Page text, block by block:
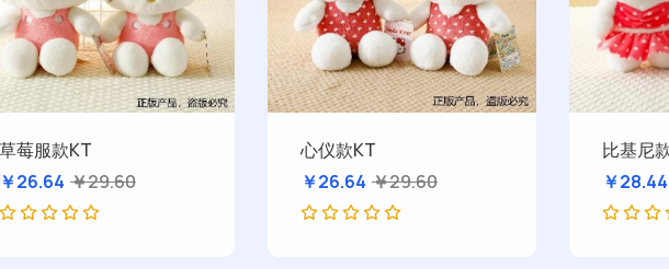
草莓服款KT
￥26.64 ￥29.60
心仪款KT
￥26.64 ￥29.60
比基尼
￥28.44